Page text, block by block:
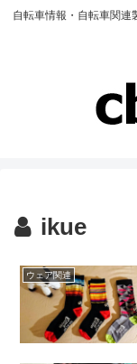
自転車情報・自転車関連
ikue
ウェア関連